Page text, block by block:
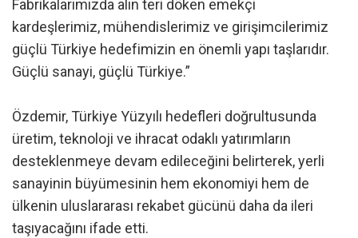
Fabrikalarımızda alın teri döken emekçi
kardeşlerimiz, mühendislerimiz ve girişimcilerimiz
güçlü Türkiye hedefimizin en önemli yapı taşlarıdır.
Güçlü sanayi, güçlü Türkiye.”
Özdemir, Türkiye Yüzyılı hedefleri doğrultusunda
üretim, teknoloji ve ihracat odaklı yatırımların
desteklenmeye devam edileceğini belirterek, yerli
sanayinin büyümesinin hem ekonomiyi hem de
ülkenin uluslararası rekabet gücünü daha da ileri
taşıyacağını ifade etti.